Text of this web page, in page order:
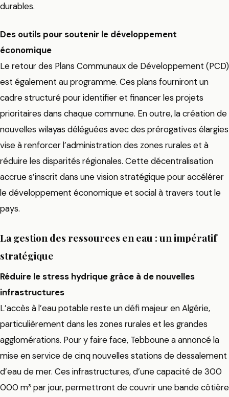
durables.
Des outils pour soutenir le développement
économique
Le retour des Plans Communaux de Développement (PCD)
est également au programme. Ces plans fourniront un
cadre structuré pour identifier et financer les projets
prioritaires dans chaque commune. En outre, la création de
nouvelles wilayas déléguées avec des prérogatives élargies
vise à renforcer l’administration des zones rurales et à
réduire les disparités régionales. Cette décentralisation
accrue s’inscrit dans une vision stratégique pour accélérer
le développement économique et social à travers tout le
pays.
La gestion des ressources en eau : un impératif
stratégique
Réduire le stress hydrique grâce à de nouvelles
infrastructures
L’accès à l’eau potable reste un défi majeur en Algérie,
particulièrement dans les zones rurales et les grandes
agglomérations. Pour y faire face, Tebboune a annoncé la
mise en service de cinq nouvelles stations de dessalement
d’eau de mer. Ces infrastructures, d’une capacité de 300
000 m³ par jour, permettront de couvrir une bande côtière